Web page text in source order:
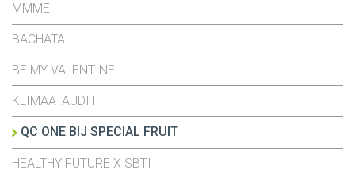
MMMEI
BACHATA
BE MY VALENTINE
KLIMAATAUDIT
QC ONE BIJ SPECIAL FRUIT
HEALTHY FUTURE X SBTI